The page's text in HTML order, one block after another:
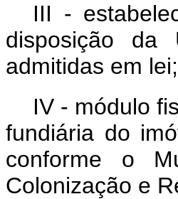
III -
disposição
admitidas em lei;
IV - módulo
fundiária do
conforme o
Colonização e